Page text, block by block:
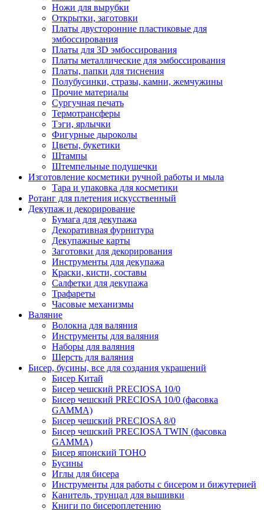
Ножи для вырубки
Открытки, заготовки
Платы двусторонние пластиковые для
эмбоссирования
Платы для 3D эмбоссирования
Платы металлические для эмбоссирования
Платы, папки для тиснения
Полубусинки, стразы, камни, жемчужины
Прочие материалы
Сургучная печать
Термотрансферы
Тэги, ярлычки
Фигурные дыроколы
Цветы, букетики
Штампы
Штемпельные подушечки
Изготовление косметики ручной работы и мыла
Тара и упаковка для косметики
Ротанг для плетения искусственный
Декупаж и декорирование
Бумага для декупажа
Декоративная фурнитура
Декупажные карты
Заготовки для декорирования
Инструменты для декупажа
Краски, кисти, составы
Салфетки для декупажа
Трафареты
Часовые механизмы
Валяние
Волокна для валяния
Инструменты для валяния
Наборы для валяния
Шерсть для валяния
Бисер, бусины, все для создания украшений
Бисер Китай
Бисер чешский PRECIOSA 10/0
Бисер чешский PRECIOSA 10/0 (фасовка
GAMMA)
Бисер чешский PRECIOSA 8/0
Бисер чешский PRECIOSA TWIN (фасовка
GAMMA)
Бисер японский TOHO
Бусины
Иглы для бисера
Инструменты для работы с бисером и бижутерией
Канитель, трунцал для вышивки
Книги по бисероплетению